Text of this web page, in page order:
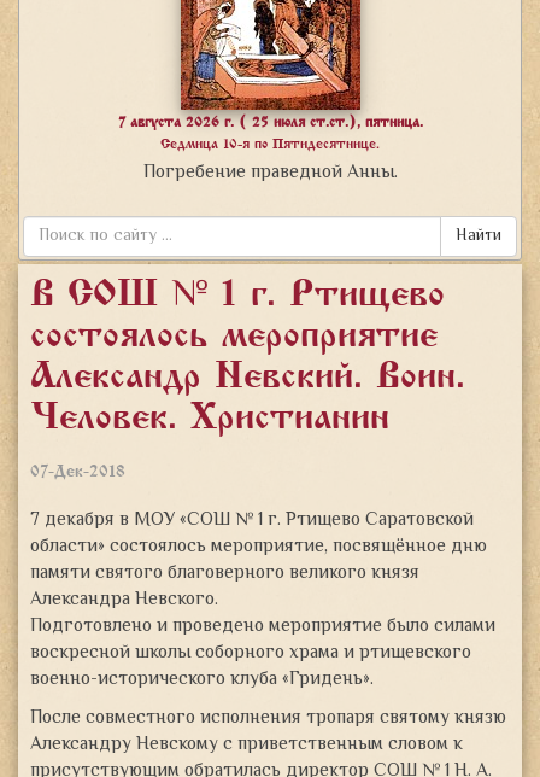
7 августа 2026 г. ( 25 июля ст.ст.), пятница.
Седмица 10-я по Пятидесятнице.
Погребение праведной Анны.
Найти
В СОШ № 1 г. Ртищево
состоялось мероприятие
«Александр Невский. Воин.
Человек. Христианин»
07-Дек-2018
7 декабря в МОУ «СОШ № 1 г. Ртищево Саратовской
области» состоялось мероприятие, посвящённое дню
памяти святого благоверного великого князя
Александра Невского.
Подготовлено и проведено мероприятие было силами
воскресной школы соборного храма и ртищевского
военно-исторического клуба «Гридень».
После совместного исполнения тропаря святому князю
Александру Невскому с приветственным словом к
присутствующим обратилась директор СОШ № 1 Н. А.